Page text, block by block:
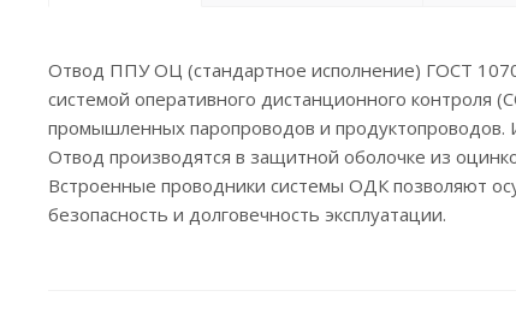
Отвод ППУ ОЦ (стандартное исполнение) ГОСТ
системой оперативного дистанционного контроля
промышленных паропроводов и
Отвод производятся в защитной оболочке из
Встроенные проводники системы ОДК позволяют
безопасность и долговечность эксплуатации.